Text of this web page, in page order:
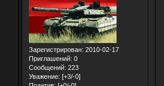
Зарегистрирован: 2010-02-17
Приглашений: 0
Сообщений: 223
Уважение: [+3/-0]